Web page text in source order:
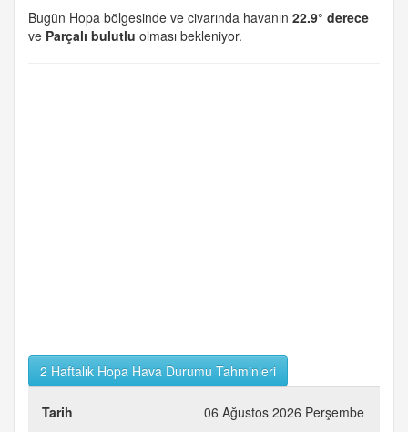
Bugün Hopa bölgesinde ve civarında havanın 22.9° derece
ve Parçalı bulutlu olması bekleniyor.
2 Haftalık Hopa Hava Durumu Tahminleri
06 Ağustos 2026 Perşembe